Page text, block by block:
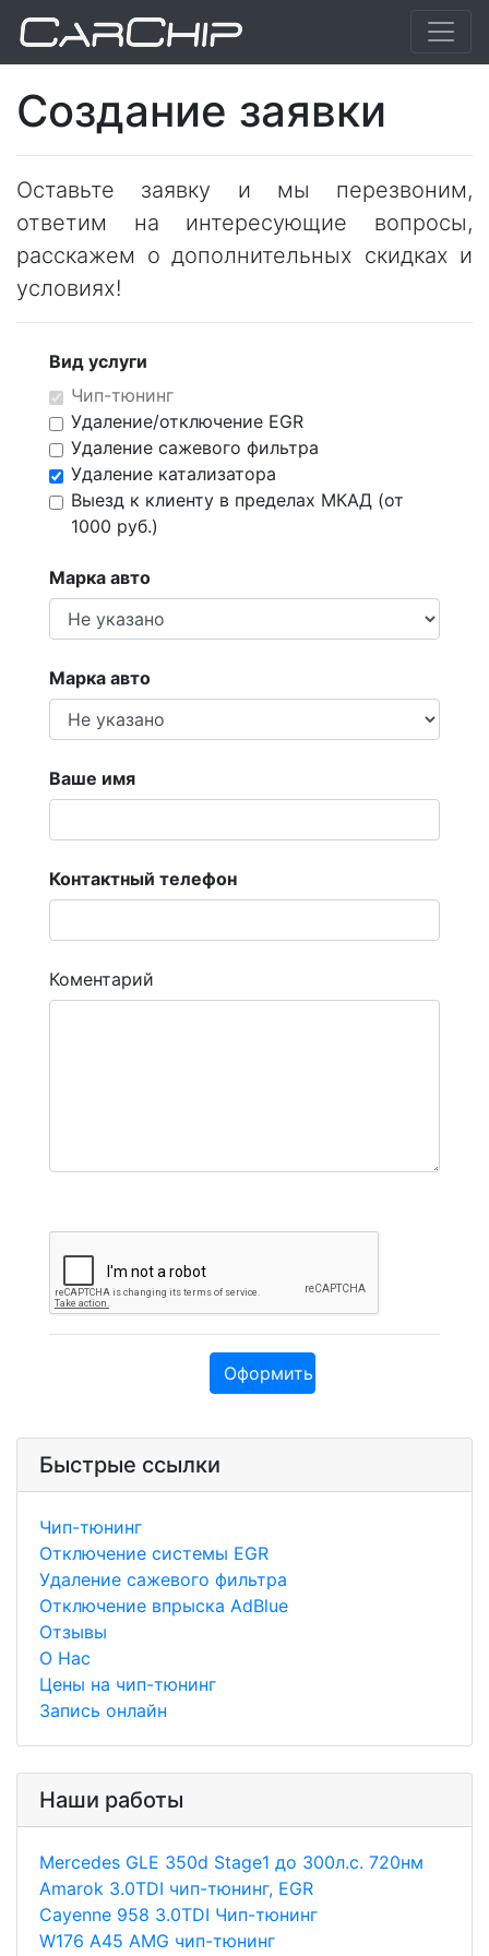
Создание заявки
Оставьте заявку и мы перезвоним,
ответим на интересующие вопросы,
расскажем о дополнительных скидках и
условиях!
Вид услуги
Чип-тюнинг
Удаление/отключение EGR
Удаление сажевого фильтра
Удаление катализатора
Выезд к клиенту в пределах МКАД (от
1000 руб.)
Марка авто
Марка авто
Ваше имя
Контактный телефон
Коментарий
Оформить заявку
Быстрые ссылки
Чип-тюнинг
Отключение системы EGR
Удаление сажевого фильтра
Отключение впрыска AdBlue
Отзывы
О Нас
Цены на чип-тюнинг
Запись онлайн
Наши работы
Merсedes GLE 350d Stage1 до 300л.с. 720нм
Amarok 3.0TDI чип-тюнинг, EGR
Cayenne 958 3.0TDI Чип-тюнинг
W176 A45 AMG чип-тюнинг